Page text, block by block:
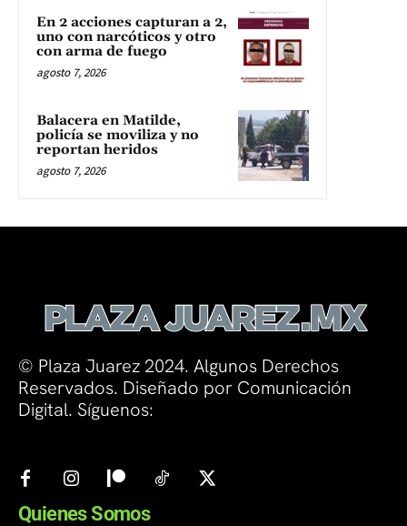
En 2 acciones capturan a 2,
uno con narcóticos y otro
con arma de fuego
agosto 7, 2026
Balacera en Matilde,
policía se moviliza y no
reportan heridos
agosto 7, 2026
© Plaza Juarez 2024. Algunos Derechos
Reservados. Diseñado por Comunicación
Digital. Síguenos:
Quienes Somos